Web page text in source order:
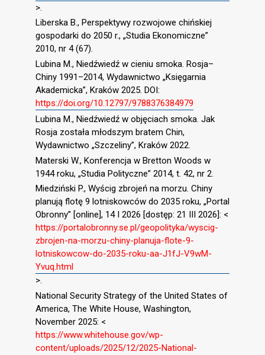
>.
Liberska B., Perspektywy rozwojowe chińskiej
gospodarki do 2050 r., „Studia Ekonomiczne”
2010, nr 4 (67).
Lubina M., Niedźwiedź w cieniu smoka. Rosja–
Chiny 1991–2014, Wydawnictwo „Księgarnia
Akademicka”, Kraków 2025. DOI:
https://doi.org/10.12797/9788376384979
Lubina M., Niedźwiedź w objęciach smoka. Jak
Rosja została młodszym bratem Chin,
Wydawnictwo „Szczeliny”, Kraków 2022.
Materski W., Konferencja w Bretton Woods w
1944 roku, „Studia Polityczne” 2014, t. 42, nr 2.
Miedziński P., Wyścig zbrojeń na morzu. Chiny
planują flotę 9 lotniskowców do 2035 roku, „Portal
Obronny” [online], 14 I 2026 [dostęp: 21 III 2026]: <
https://portalobronny.se.pl/geopolityka/wyscig-
zbrojen-na-morzu-chiny-planuja-flote-9-
lotniskowcow-do-2035-roku-aa-J1fJ-V9wM-
Yvuq.html
>.
National Security Strategy of the United States of
America, The White House, Washington,
November 2025: <
https://www.whitehouse.gov/wp-
content/uploads/2025/12/2025-National-